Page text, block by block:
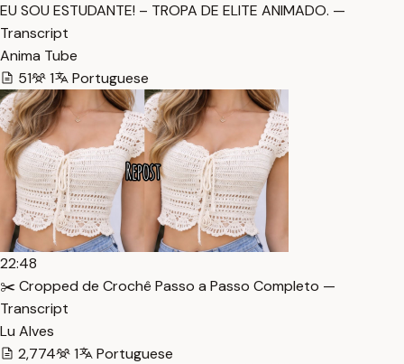
EU SOU ESTUDANTE! – TROPA DE ELITE ANIMADO. —
Transcript
Anima Tube
51
1 Portuguese
22:48
✂️ Cropped de Crochê Passo a Passo Completo —
Transcript
Lu Alves
2,774
1 Portuguese